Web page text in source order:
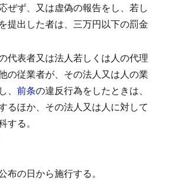
ぜず、又は虚偽の報告をし、若し
提出した者は、三万円以下の罰金
代表者又は法人若しくは人の代理
の従業者が、その法人又は人の業
前条の違反行為をしたときは、
るほか、その法人又は人に対して
する。
布の日から施行する。